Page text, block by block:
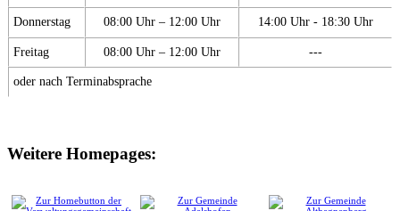
Donnerstag 08:00 Uhr – 12:00 Uhr 14:00 Uhr - 18:30 Uhr
Freitag 08:00 Uhr – 12:00 Uhr ---
oder nach Terminabsprache
Weitere Homepages: